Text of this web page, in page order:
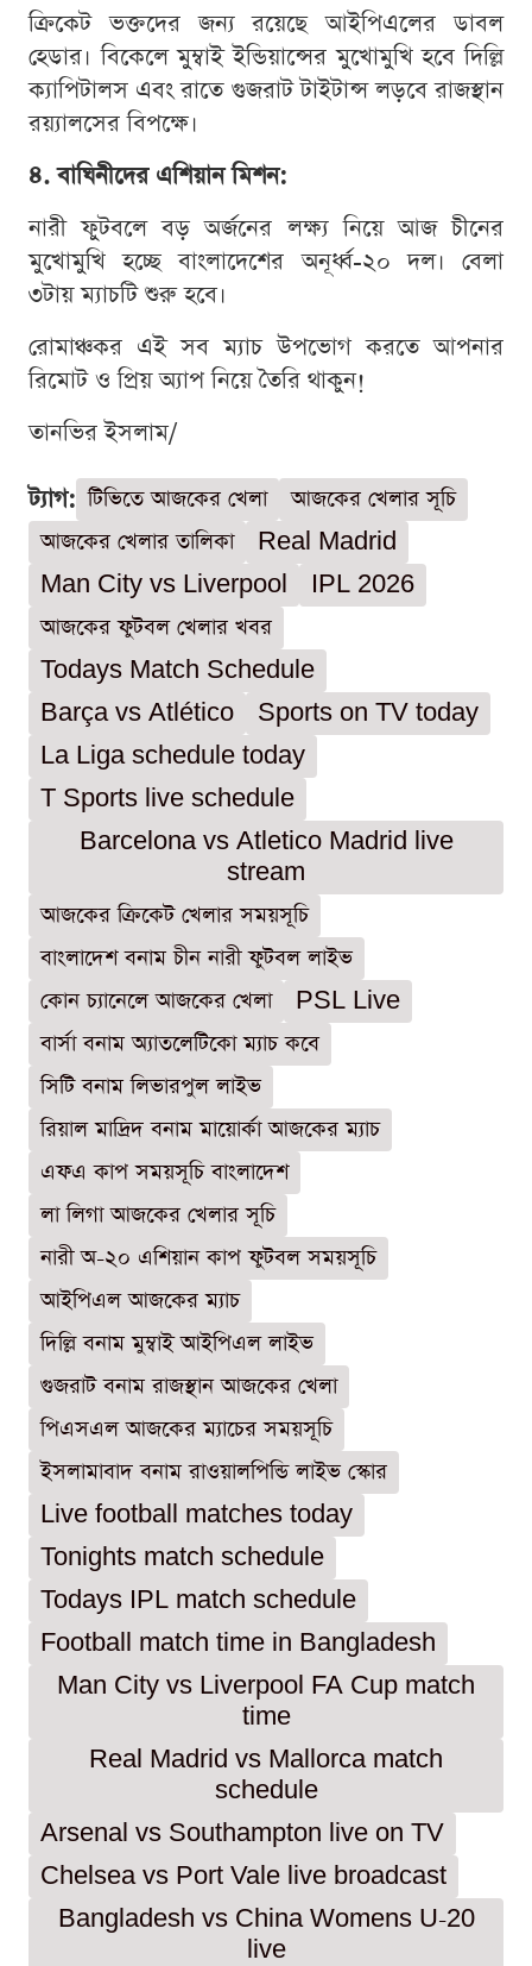
ক্রিকেট ভক্তদের জন্য রয়েছে আইপিএলের ডাবল
হেডার। বিকেলে মুম্বাই ইন্ডিয়ান্সের মুখোমুখি হবে দিল্লি
ক্যাপিটালস এবং রাতে গুজরাট টাইটান্স লড়বে রাজস্থান
রয়্যালসের বিপক্ষে।
৪. বাঘিনীদের এশিয়ান মিশন:
নারী ফুটবলে বড় অর্জনের লক্ষ্য নিয়ে আজ চীনের
মুখোমুখি হচ্ছে বাংলাদেশের অনূর্ধ্ব-২০ দল। বেলা
৩টায় ম্যাচটি শুরু হবে।
রোমাঞ্চকর এই সব ম্যাচ উপভোগ করতে আপনার
রিমোট ও প্রিয় অ্যাপ নিয়ে তৈরি থাকুন!
তানভির ইসলাম/
ট্যাগ: টিভিতে আজকের খেলা
আজকের খেলার সূচি
আজকের খেলার তালিকা
Real Madrid
Man City vs Liverpool
IPL 2026
আজকের ফুটবল খেলার খবর
Todays Match Schedule
Barça vs Atlético
Sports on TV today
La Liga schedule today
T Sports live schedule
Barcelona vs Atletico Madrid live
stream
আজকের ক্রিকেট খেলার সময়সূচি
বাংলাদেশ বনাম চীন নারী ফুটবল লাইভ
কোন চ্যানেলে আজকের খেলা
PSL Live
বার্সা বনাম অ্যাতলেটিকো ম্যাচ কবে
সিটি বনাম লিভারপুল লাইভ
রিয়াল মাদ্রিদ বনাম মায়োর্কা আজকের ম্যাচ
এফএ কাপ সময়সূচি বাংলাদেশ
লা লিগা আজকের খেলার সূচি
নারী অ-২০ এশিয়ান কাপ ফুটবল সময়সূচি
আইপিএল আজকের ম্যাচ
দিল্লি বনাম মুম্বাই আইপিএল লাইভ
গুজরাট বনাম রাজস্থান আজকের খেলা
পিএসএল আজকের ম্যাচের সময়সূচি
ইসলামাবাদ বনাম রাওয়ালপিন্ডি লাইভ স্কোর
Live football matches today
Tonights match schedule
Todays IPL match schedule
Football match time in Bangladesh
Man City vs Liverpool FA Cup match
time
Real Madrid vs Mallorca match
schedule
Arsenal vs Southampton live on TV
Chelsea vs Port Vale live broadcast
Bangladesh vs China Womens U-20
live